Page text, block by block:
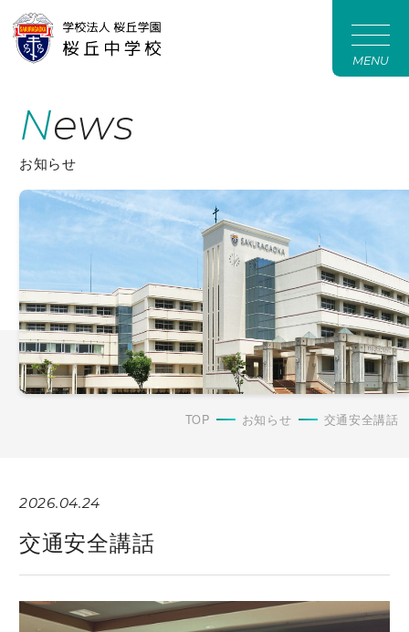
MENU
News
お知らせ
TOP お知らせ 交通安全講話
2026.04.24
交通安全講話